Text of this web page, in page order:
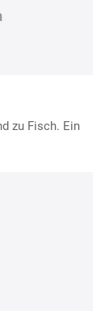
zu Fisch. Ein